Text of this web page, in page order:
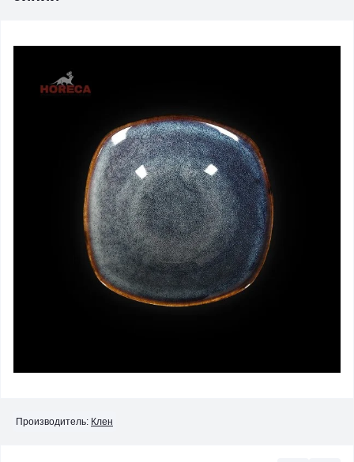
Производитель: Клен